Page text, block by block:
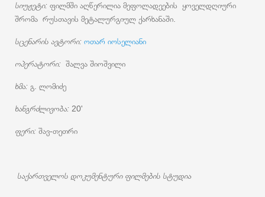
სიუჟეტი: ფილმში აღწერილია მეფოლადეების ყოველდღიური
შრომა რუსთავის მეტალურგიულ ქარხანაში.
სცენარის ავტორი: ოთარ იოსელიანი
ოპერატორი: შალვა შიოშვილი
ხმა: გ. ლომიძე
ხანგრძლივობა: 20'
ფერი: შავ-თეთრი
საქართველოს დოკუმენტური ფილმების სტუდია